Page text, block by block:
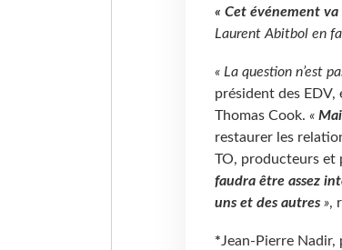
« Cet événement
Laurent Abitbol en
« La question n’est
président des
Thomas Cook. «
restaurer les
TO, producteurs et
faudra être assez
uns et des autres»,
*Jean-Pierre Nadir,